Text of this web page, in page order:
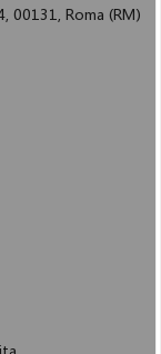
00131, Roma (RM)